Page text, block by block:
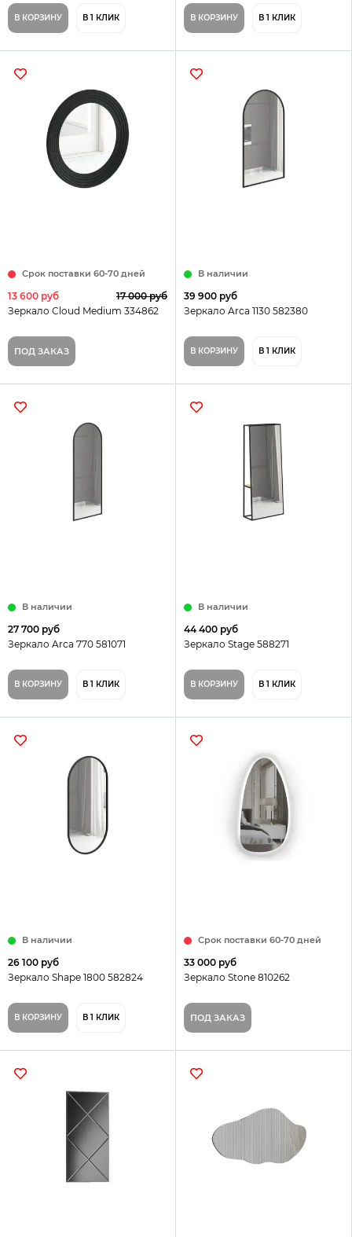
В КОРЗИНУ В 1 КЛИК В КОРЗИНУ В 1 КЛИК
Срок поставки 60-70 дней
13 600 руб
17 000 руб
Зеркало Cloud Medium 334862
ПОД ЗАКАЗ
В наличии
39 900 руб
Зеркало Arca 1130 582380
В КОРЗИНУ В 1 КЛИК
В наличии
27 700 руб
Зеркало Arca 770 581071
В КОРЗИНУ В 1 КЛИК
В наличии
44 400 руб
Зеркало Stage 588271
В КОРЗИНУ В 1 КЛИК
В наличии
26 100 руб
Зеркало Shape 1800 582824
В КОРЗИНУ В 1 КЛИК
Срок поставки 60-70 дней
33 000 руб
Зеркало Stone 810262
ПОД ЗАКАЗ